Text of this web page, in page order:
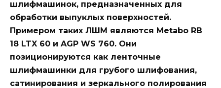
шлифмашинок, предназначенных для
обработки выпуклых поверхностей.
Примером таких ЛШМ являются Metabo RB
18 LTX 60 и AGP WS 760. Они
позиционируются как ленточные
шлифмашинки для грубого шлифования,
сатинирования и зеркального полирования